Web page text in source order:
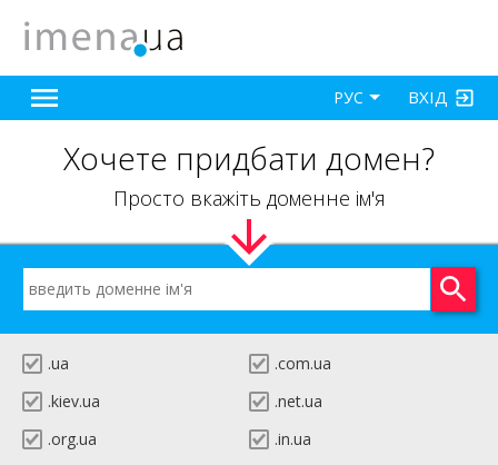
ВХІД
РУС
Хочете придбати домен?
Просто вкажіть доменне ім'я
.ua
.com.ua
.kiev.ua
.net.ua
.org.ua
.in.ua